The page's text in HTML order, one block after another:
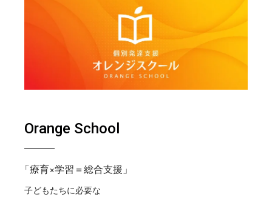
Orange School
「療育×学習＝総合支援」
子どもたちに必要な